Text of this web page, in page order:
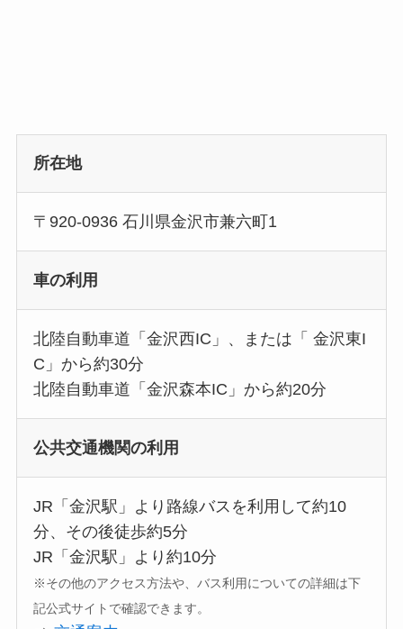
所在地
〒920-0936 石川県金沢市兼六町1
車の利用
北陸自動車道「金沢西IC」、または「 金沢東I
C」から約30分
北陸自動車道「金沢森本IC」から約20分
公共交通機関の利用
JR「金沢駅」より路線バスを利用して約10
分、その後徒歩約5分
JR「金沢駅」より約10分
※その他のアクセス方法や、バス利用についての詳細は下
記公式サイトで確認できます。